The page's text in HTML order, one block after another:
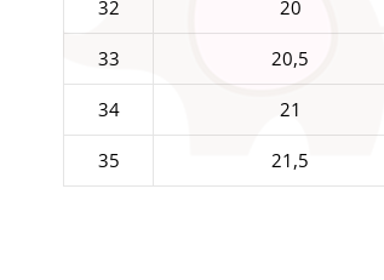
32 20
33 20,5
34 21
35 21,5